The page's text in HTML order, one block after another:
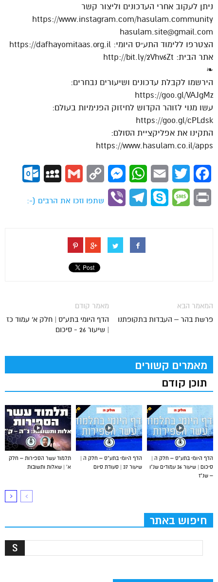
ניתן לעקוב אחרי העדכונים וליצור קשר
https://www.instagram.com/hasulam.community
hasulam.site@gmail.com
הצטרפו ללימוד התע״ס היומי: https://dafhayomitaas.org.il
אתר הבית: http://bit.ly/2Vhv6Zt
❧
הירשמו לקבלת עדכונים ושיעורים נבחרים:
https://goo.gl/VAJgMz
עשו מנוי לזוהר הקדוש לחיזוק הפנימיות בעולם:
https://goo.gl/cPLdsk
התקינו את אפליקציית הסולם:
https://www.hasulam.co.il/apps
Facebook
Twitter
Email
WhatsApp
Messenger
Copy
Gmail
MySpace
Print
Message
Skype
Telegram
Viber
שתפו וזכו את הרבים (-:
מאמר קודם
הדף היומי בתע"ס | חלק א' עמוד כז
| שיעור 26 - סיכום
המאמר הבא
פרשת בהר – העבדות בתקופתנו
מאמרים קשורים
תוכן קודם
תלמוד עשר הספירות – חלק
א’ | שאלות ותשובות
הדף היומי בתע”ס – חלק ה |
שיעור 37 | סעודת סיום
הדף היומי בתע”ס – חלק ה |
סיכום | שיעור 36 עמודים שנ”ו
– שנ”ז
חיפוש באתר